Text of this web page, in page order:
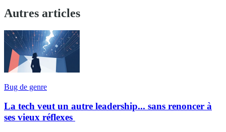
Autres articles
Bug de genre
La tech veut un autre leadership... sans renoncer à
ses vieux réflexes